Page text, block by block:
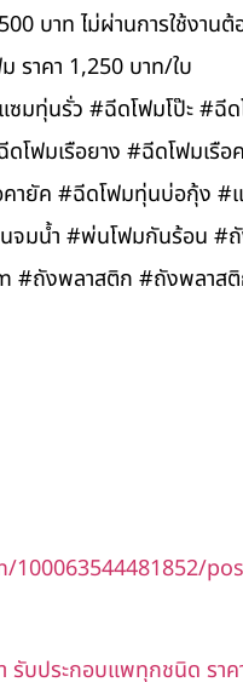
บาท ไม่ผ่านการใช้งาน
ราคา 1,250 บาท/ใบ
มทุ่นรั่ว #ฉีดโฟมโป๊ะ #
โฟมเรือยาง #ฉีดโฟมเ
คายัค #ฉีดโฟมทุ่นบ่อกุ้ง
จมน้ำ #พ่นโฟมกันร้อน #
#ถังพลาสติก #ถังพลาส
บประกอบแพทุกชนิด ราค